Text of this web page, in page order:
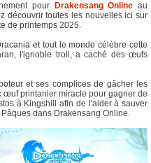
pour
Drakensang Online au
découvrir toutes les nouvelles ici sur
de printemps 2025.
et tout le monde célèbre cette
l'ignoble troll, a caché des œufs
et ses complices de gâcher les
œuf printanier miracle pour gagner de
à Kingshill afin de l'aider à sauver
dans Drakensang Online.